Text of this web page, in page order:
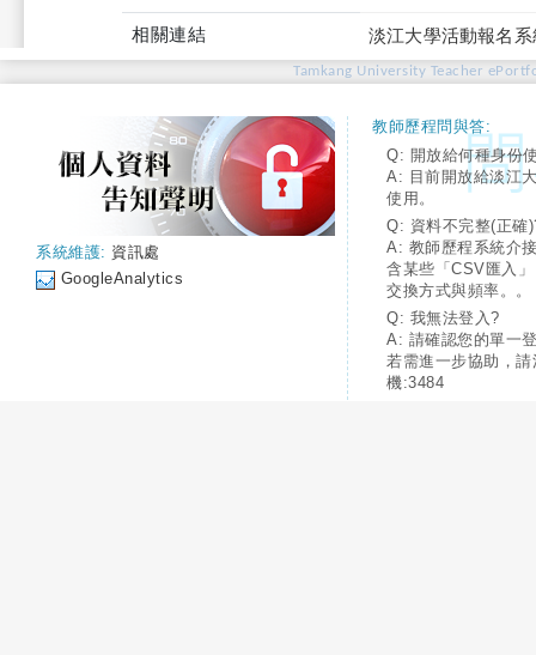
相關連結 淡江大學活動報名
Tamkang University Teacher
系統維護: 資訊處
GoogleAnalytics
教師歷程問與答:
Q: 開放給何種身份
A: 目前開放給淡江
使用。
Q: 資料不完整(正確
A: 教師歷程系統介
含某些「CSV匯入
交換方式與頻率。。
Q: 我無法登入?
A: 請確認您的單一
若需進一步協助，
機:3484